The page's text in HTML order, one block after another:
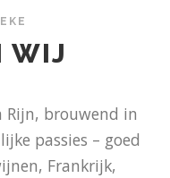
WIJ
Rijn, brouwend in
passies – goed
Frankrijk,